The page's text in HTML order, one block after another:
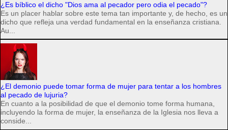
¿Es bíblico el dicho "Dios ama al pecador pero odia el pecado"?
Es un placer hablar sobre este tema tan importante y, de hecho, es un
dicho que refleja una verdad fundamental en la enseñanza cristiana.
Au...
¿El demonio puede tomar forma de mujer para tentar a los hombres
al pecado de lujuria?
En cuanto a la posibilidad de que el demonio tome forma humana,
incluyendo la forma de mujer, la enseñanza de la Iglesia nos lleva a
conside...